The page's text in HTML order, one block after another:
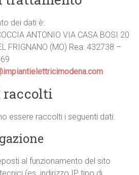
dei dati è:
ANTONIO VIA CASA BOSI 20
FRIGNANO (MO) Rea: 432738 –
raccolti
essere raccolti i seguenti dati:
al funzionamento del sito